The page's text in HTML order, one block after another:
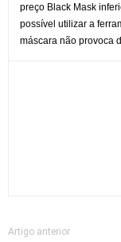
preço Black Mask
possível utilizar a
máscara não provoca
Artigo anterior